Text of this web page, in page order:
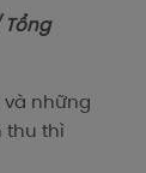
và những
thu thì